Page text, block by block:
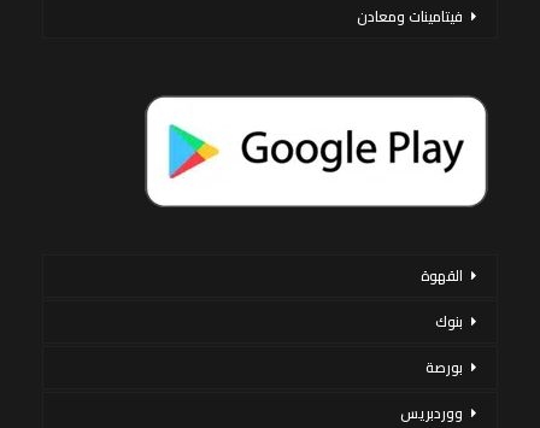
فيتامينات ومعادن
القهوة
بنوك
بورصة
ووردبريس